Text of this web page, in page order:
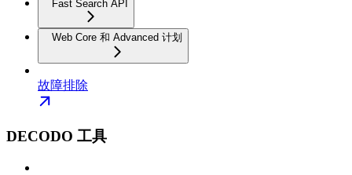
Fast Search API
Web Core 和 Advanced 计划
故障排除
DECODO 工具